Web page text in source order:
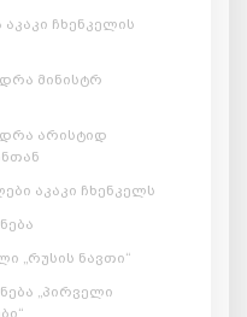
ჩხენკელის
მინისტრ
არისტიდ
აკაკი ჩხენკელს
„რუსის ნავთი“
„პირველი